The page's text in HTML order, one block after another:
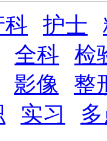
企业
全薪病假 股票
带薪年假 年终
科 护士
全科
检
影像
整
实习